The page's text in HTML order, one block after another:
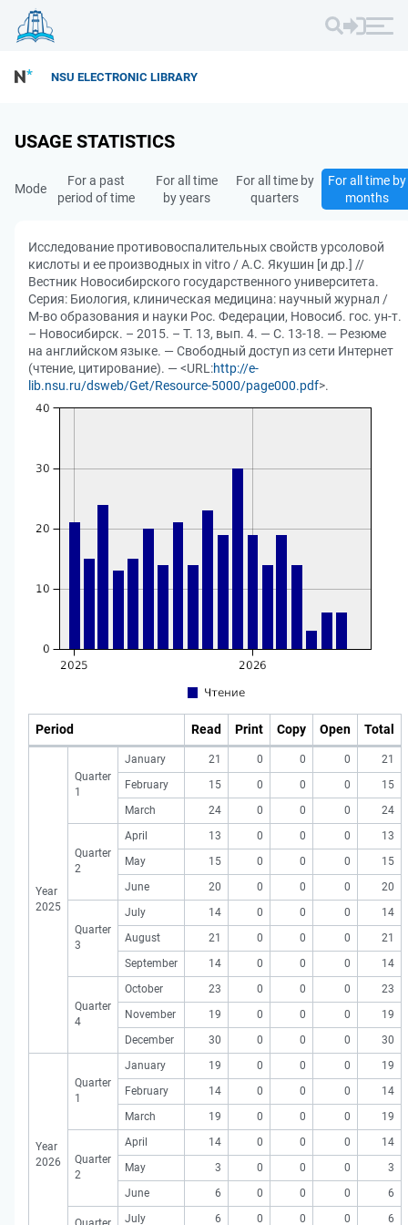
NSU ELECTRONIC LIBRARY
USAGE STATISTICS
Mode
For a past
period of time
For all time
by years
For all time by
quarters
For all time by
months
Исследование противовоспалительных свойств урсоловой
кислоты и ее производных in vitro / А.С. Якушин [и др.] //
Вестник Новосибирского государственного университета.
Серия: Биология, клиническая медицина: научный журнал /
М-во образования и науки Рос. Федерации, Новосиб. гос. ун-т.
– Новосибирск. – 2015. – Т. 13, вып. 4. — С. 13-18. — Резюме
на английском языке. — Свободный доступ из сети Интернет
(чтение, цитирование). — <URL:http://e-
lib.nsu.ru/dsweb/Get/Resource-5000/page000.pdf>.
Period Read Print Copy Open Total
Year
2025
Quarter
1
January 21 0 0 0
21
February
15 0 0 0
15
March
24 0 0 0 24
Quarter
2
April 13 0 0 0
13
May
15 0 0 0
15
June
20 0 0 0 20
Quarter
3
July 14 0 0 0
14
August
21 0 0 0
21
September
14 0 0 0 14
Quarter
4
October 23 0 0 0
23
November
19 0 0 0
19
December
30 0 0 0 30
Year
2026
Quarter
1
January 19 0 0 0
19
February
14 0 0 0
14
March
19 0 0 0 19
Quarter
2
April 14 0 0 0
14
May
3 0 0 0
3
June
6 0 0 0 6
July 6 0 0 0 6